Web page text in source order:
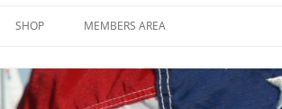
SHOP MEMBERS AREA